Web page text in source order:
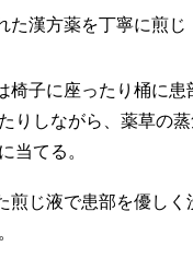
た漢方薬を丁寧に煎じ
椅子に座ったり桶に患
りしながら、薬草の
当てる。
煎じ液で患部を優しく